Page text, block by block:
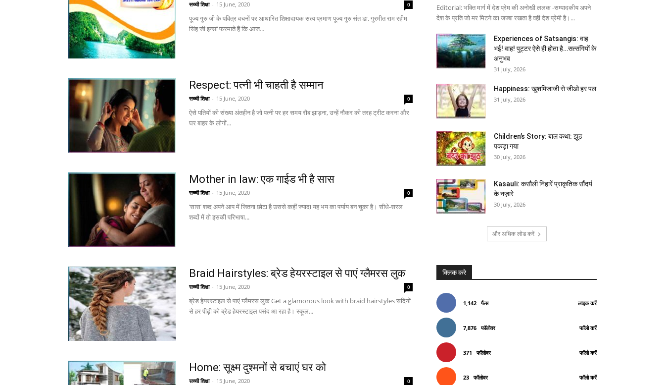
सच्ची शिक्षा - 15 June, 2020 0
पूज्य गुरु जी के पवित्र वचनों पर आधारित शिक्षादायक सत्य प्रमाण पूज्य गुरु संत डा. गुरमीत राम रहीम
सिंह जी इन्सां फरमाते हैं कि आज...
Respect: पत्नी भी चाहती है सम्मान
सच्ची शिक्षा - 15 June, 2020 0
ऐसे पतियों की संख्या अंतहीन है जो पत्नी पर हर समय रौब झाड़ना, उन्हें नौकर की तरह ट्रीट करना और
घर बाहर के लोगों...
Mother in law: एक गाईड भी है सास
सच्ची शिक्षा - 15 June, 2020 0
‘सास’ शब्द अपने आप में जितना छोटा है उससे कहीं ज्यादा यह भय का पर्याय बन चुका है। सीधे-सरल
शब्दों में तो इसकी परिभाषा...
Braid Hairstyles: ब्रेड हेयरस्टाइल से पाएं ग्लैमरस लुक
सच्ची शिक्षा - 15 June, 2020 0
ब्रेड हेयरस्टाइल से पाएं ग्लैमरस लुक Get a glamorous look with braid hairstyles सदियों
से हर पीढ़ी को ब्रेड हेयरस्टाइल पसंद आ रहा है। स्कूल...
Home: सूक्ष्म दुश्मनों से बचाएं घर को
सच्ची शिक्षा - 15 June, 2020 0
Editorial: भक्ति मार्ग में देश प्रेम की अनोखी ललक -सम्पादकीय अपने
देश के प्रति जो मर मिटने का जज्बा रखता है वही देश प्रेमी है।...
Experiences of Satsangis: वाह
भई! वाह! पुट्टर ऐसे ही होता है…सत्संगियों के
अनुभव
31 July, 2026
Happiness: खुशमिजाजी से जीओ हर पल
31 July, 2026
Children’s Story: बाल कथा: झूठ
पकड़ा गया
30 July, 2026
Kasauli: कसौली निहारें प्राकृतिक सौंदर्य
के नज़ारे
30 July, 2026
और अधिक लोड करें
क्लिक करे
1,142 फैंस लाइक करें
7,876 फॉलोवर फॉलो करें
371 फॉलोवर फॉलो करें
23 फॉलोवर फॉलो करें